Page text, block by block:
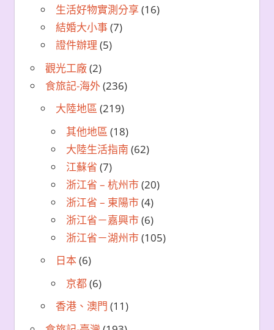
生活好物實測分享 (16)
結婚大小事(7)
證件辦理 (5)
觀光工廠(2)
食旅記-海外(236)
大陸地區 (219)
其他地區 (18)
大陸生活指南 (62)
江蘇省 (7)
浙江省 – 杭州市(20)
浙江省 – 東陽市(4)
浙江省－嘉興市(6)
浙江省－湖州市(105)
日本(6)
京都(6)
香港、澳門 (11)